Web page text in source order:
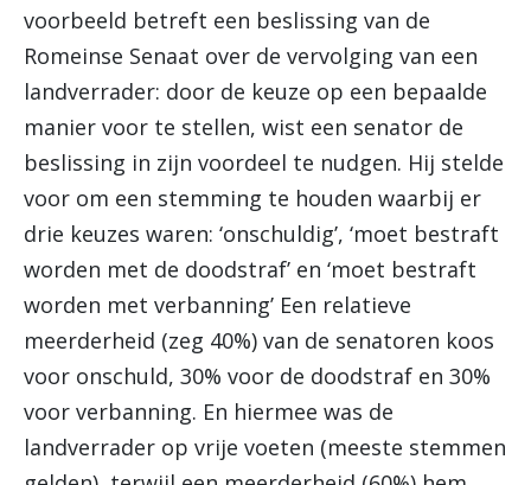
voorbeeld betreft een beslissing van de
Romeinse Senaat over de vervolging van een
landverrader: door de keuze op een bepaalde
manier voor te stellen, wist een senator de
beslissing in zijn voordeel te nudgen. Hij stelde
voor om een stemming te houden waarbij er
drie keuzes waren: ‘onschuldig’, ‘moet bestraft
worden met de doodstraf’ en ‘moet bestraft
worden met verbanning’ Een relatieve
meerderheid (zeg 40%) van de senatoren koos
voor onschuld, 30% voor de doodstraf en 30%
voor verbanning. En hiermee was de
landverrader op vrije voeten (meeste stemmen